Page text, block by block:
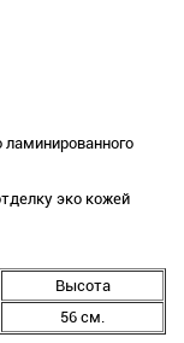
ламинированного
эко кожей
Высота
56 см.